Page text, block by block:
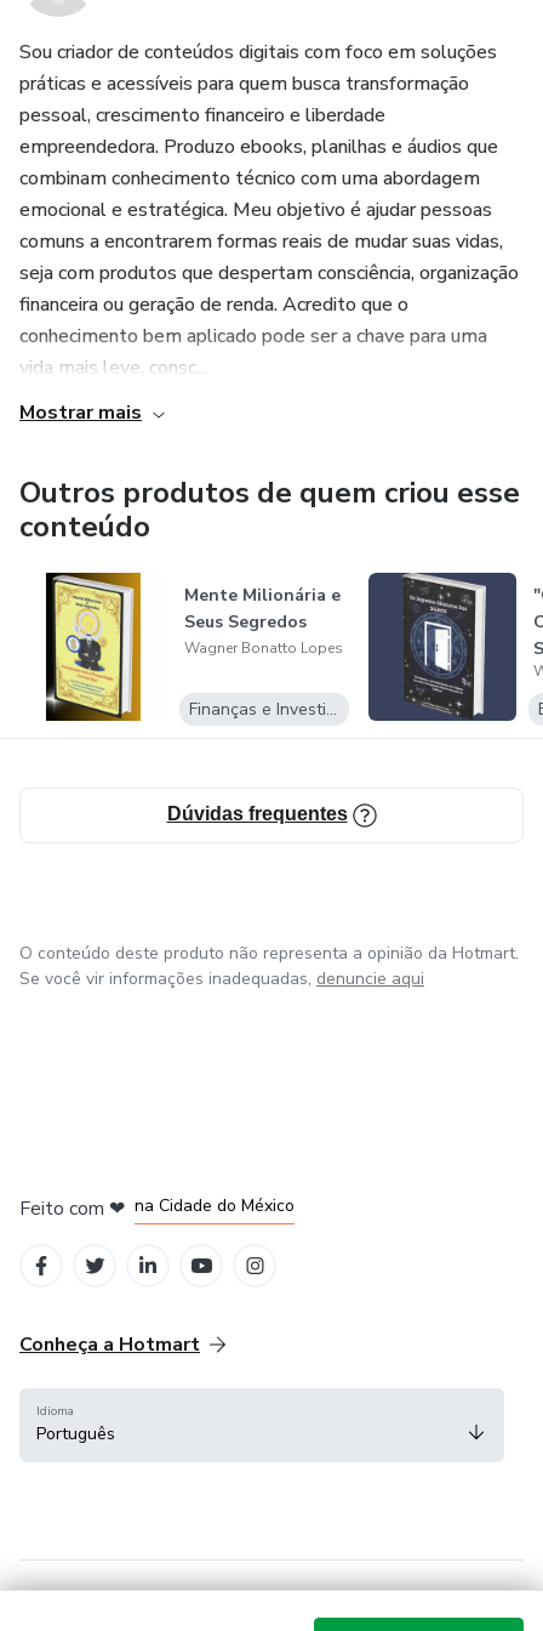
*Receitas selecionadas para ajudar a perder peso e
melhorar a saúde física.
*Facilita a sua rotina na cozinha.
Sou criador de conteúdos digitais com foco em soluções
práticas e acessíveis para quem busca transformação
pessoal, crescimento financeiro e liberdade
empreendedora. Produzo ebooks, planilhas e áudios que
combinam conhecimento técnico com uma abordagem
emocional e estratégica. Meu objetivo é ajudar pessoas
comuns a encontrarem formas reais de mudar suas vidas,
seja com produtos que despertam consciência, organização
financeira ou geração de renda. Acredito que o
conhecimento bem aplicado pode ser a chave para uma
vida mais leve, consc...
Mostrar mais
Outros produtos de quem criou esse
conteúdo
Mente Milionária e
Seus Segredos
Wagner Bonatto Lopes
Finanças e Investimentos
Dúvidas frequentes
O conteúdo deste produto não representa a opinião da Hotmart.
Se você vir informações inadequadas, denuncie aqui
Feito com ❤ na Cidade do México
Conheça a Hotmart
Idioma
Português